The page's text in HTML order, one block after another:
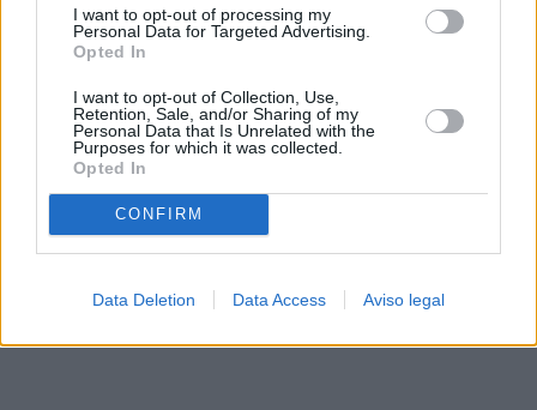
I want to opt-out of processing my
Personal Data for Targeted Advertising.
Opted In
I want to opt-out of Collection, Use,
Retention, Sale, and/or Sharing of my
Personal Data that Is Unrelated with the
Purposes for which it was collected.
Opted In
CONFIRM
Data Deletion Data Access Aviso legal